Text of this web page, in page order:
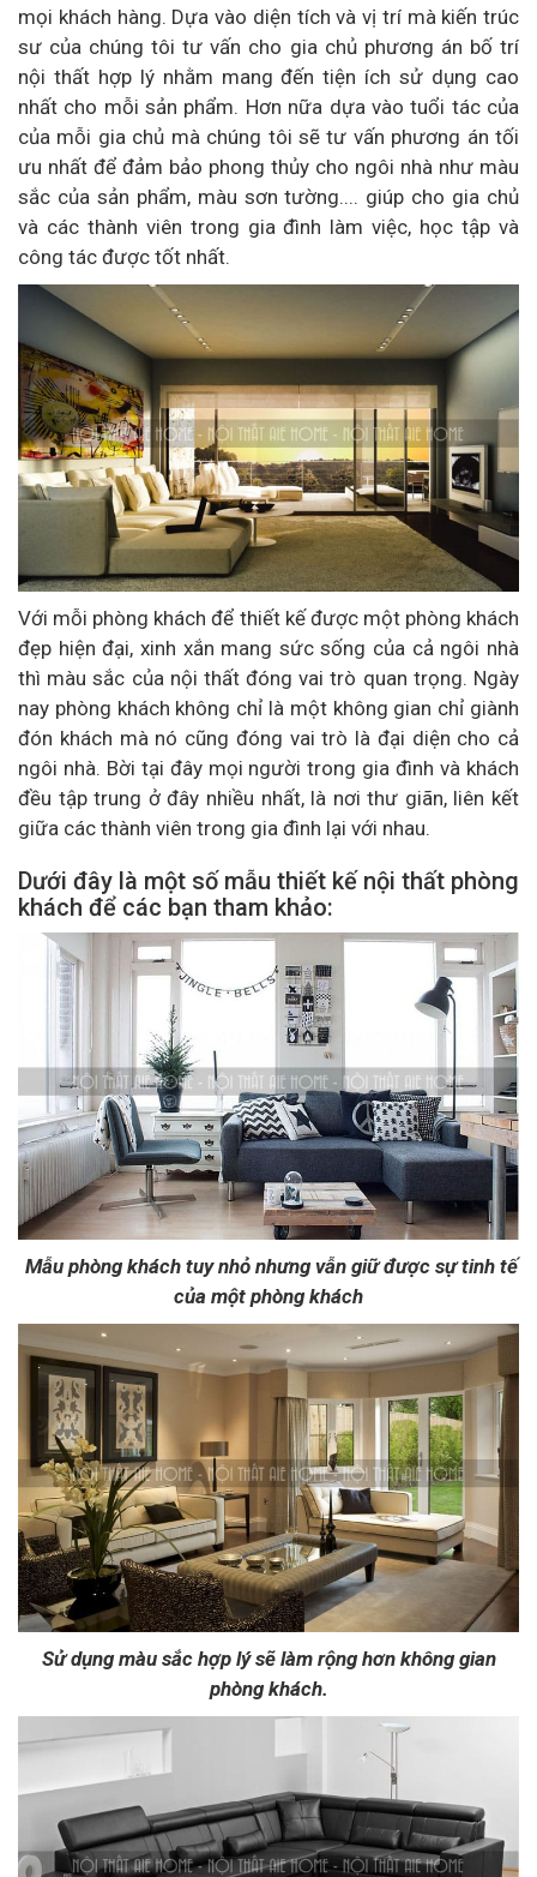
mọi khách hàng. Dựa vào diện tích và vị trí mà kiến trúc
sư của chúng tôi tư vấn cho gia chủ phương án bố trí
nội thất hợp lý nhằm mang đến tiện ích sử dụng cao
nhất cho mỗi sản phẩm. Hơn nữa dựa vào tuổi tác của
của mỗi gia chủ mà chúng tôi sẽ tư vấn phương án tối
ưu nhất để đảm bảo phong thủy cho ngôi nhà như màu
sắc của sản phẩm, màu sơn tường.... giúp cho gia chủ
và các thành viên trong gia đình làm việc, học tập và
công tác được tốt nhất.
Với mỗi phòng khách để thiết kế được một phòng khách
đẹp hiện đại, xinh xắn mang sức sống của cả ngôi nhà
thì màu sắc của nội thất đóng vai trò quan trọng. Ngày
nay phòng khách không chỉ là một không gian chỉ giành
đón khách mà nó cũng đóng vai trò là đại diện cho cả
ngôi nhà. Bời tại đây mọi người trong gia đình và khách
đều tập trung ở đây nhiều nhất, là nơi thư giãn, liên kết
giữa các thành viên trong gia đình lại với nhau.
Dưới đây là một số mẫu thiết kế nội thất phòng
khách để các bạn tham khảo:
Mẫu phòng khách tuy nhỏ nhưng vẫn giữ được sự tinh tế
của một phòng khách
Sử dụng màu sắc hợp lý sẽ làm rộng hơn không gian
phòng khách.